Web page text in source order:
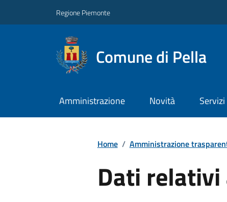
Regione Piemonte
Comune di Pella
Amministrazione Novità Servizi
Home / Amministrazione
Dati